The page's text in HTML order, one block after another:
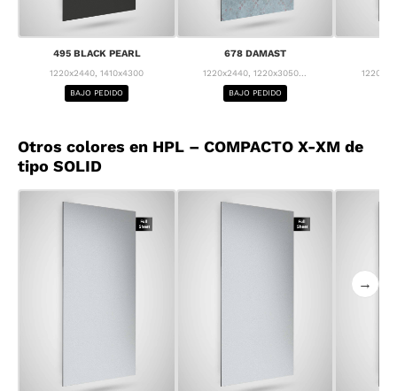
495 BLACK PEARL
1220x2440, 1410x4300
BAJO PEDIDO
678 DAMAST
1220x2440, 1220x3050...
BAJO PEDIDO
Otros colores en HPL – COMPACTO X-XM de
tipo SOLID
→